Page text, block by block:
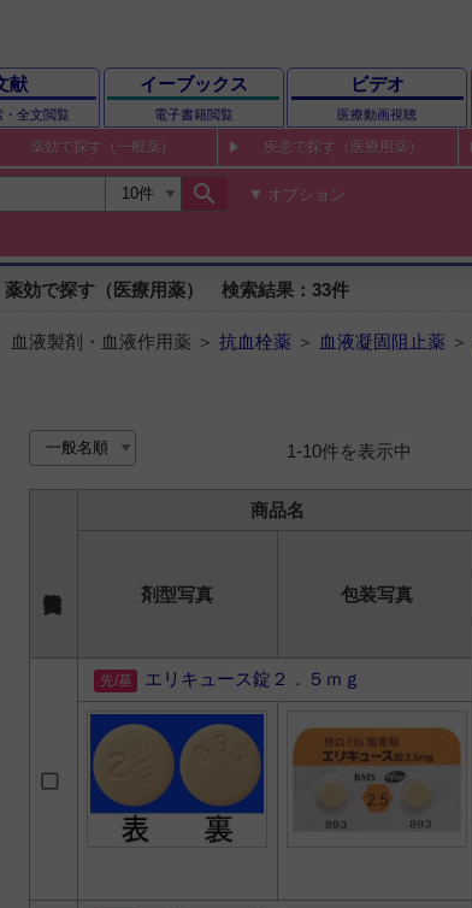
献
・全文閲覧
イーブックス
電子書籍閲覧
ビデオ
医療動画視聴
薬効で探す（一般薬） 疾患で探す（医療用薬）
search オプション
薬効で探す（医療用薬） 検索結果：33件
血液製剤・血液作用薬 ＞ 抗血栓薬 ＞ 血液凝固阻止薬 ＞
1-10件を表示中
商品名
剤型写真 包装写真
エリキュース錠２．５ｍｇ